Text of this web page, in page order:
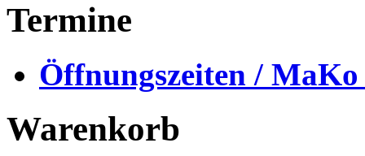
Termine
Öffnungszeiten /
Warenkorb